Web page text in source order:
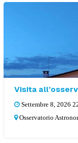
Visita
Settembre 8, 2026
Osservatorio Astronomico